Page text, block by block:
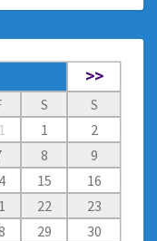
>>
S
S
1
2
8
9
15
16
22
23
29
30